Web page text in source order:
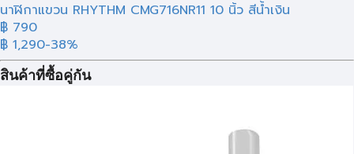
นาฬิกาแขวน RHYTHM CMG716NR11 10 นิ้ว สีน้ำเงิน
฿ 790
฿ 1,290-38%
สินค้าที่ซื้อคู่กัน